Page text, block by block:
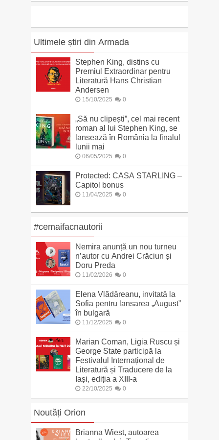
Ultimele știri din Armada
Stephen King, distins cu
Premiul Extraordinar pentru
Literatură Hans Christian
Andersen
15/10/2025 0
„Să nu clipești”, cel mai recent
roman al lui Stephen King, se
lansează în România la finalul
lunii mai
06/05/2025 0
Protected: CASA STARLING –
Capitol bonus
11/04/2025 0
#cemaifacnautorii
Nemira anunță un nou turneu
n’autor cu Andrei Crăciun și
Doru Preda
11/02/2026 0
Elena Vlădăreanu, invitată la
Sofia pentru lansarea „August”
în bulgară
11/12/2025 0
Marian Coman, Ligia Ruscu și
George State participă la
Festivalul Internațional de
Literatură și Traducere de la
Iași, ediția a XIII-a
22/10/2025 0
Noutăți Orion
Brianna Wiest, autoarea